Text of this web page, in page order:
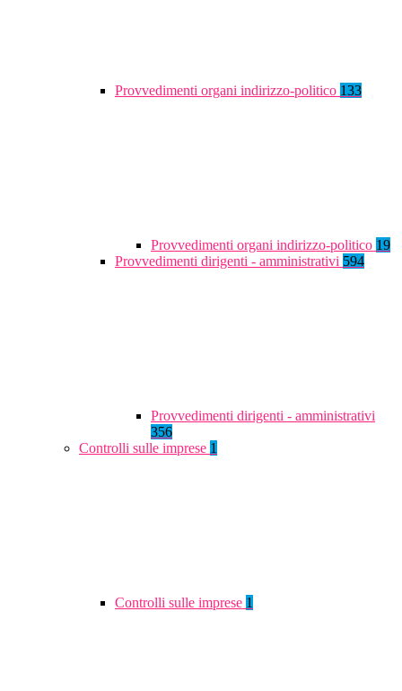
Provvedimenti organi indirizzo-politico 133
Provvedimenti organi indirizzo-politico 19
Provvedimenti dirigenti - amministrativi 594
Provvedimenti dirigenti - amministrativi
356
Controlli sulle imprese 1
Controlli sulle imprese 1